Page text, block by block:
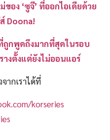
ของ ‘ซูจี’ ที่ออกไอเดียด้วย
Doona!
ถูกพูดถึงมากที่สุดในรอบ
งตั้งแต่ยังไม่ออนแอร์
ากเราได้ที่
korseries